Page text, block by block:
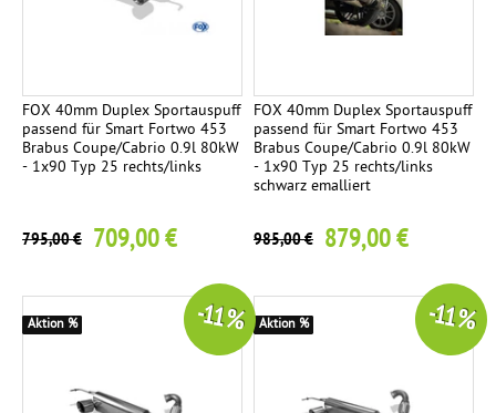
FOX 40mm Duplex Sportauspuff
passend für Smart Fortwo 453
Brabus Coupe/Cabrio 0.9l 80kW
- 1x90 Typ 25 rechts/links
795,00 € 709,00 €
FOX 40mm Duplex Sportauspuff
passend für Smart Fortwo 453
Brabus Coupe/Cabrio 0.9l 80kW
- 1x90 Typ 25 rechts/links
schwarz emalliert
985,00 € 879,00 €
-11 %
Aktion % -11 %
Aktion %